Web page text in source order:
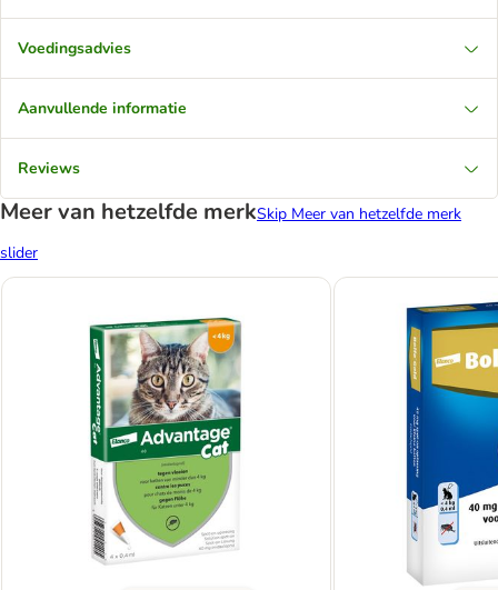
Voedingsadvies
Aanvullende informatie
Reviews
Meer van hetzelfde merkSkip Meer van hetzelfde merk
slider